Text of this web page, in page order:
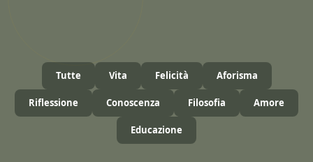
Tutte Vita Felicità Aforisma
Riflessione Conoscenza Filosofia Amore
Educazione